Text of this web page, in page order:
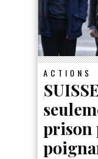
ACTIONS
prison